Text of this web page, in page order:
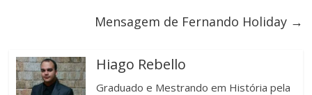
Mensagem de Fernando Holiday →
Hiago Rebello
Graduado e Mestrando em História pela